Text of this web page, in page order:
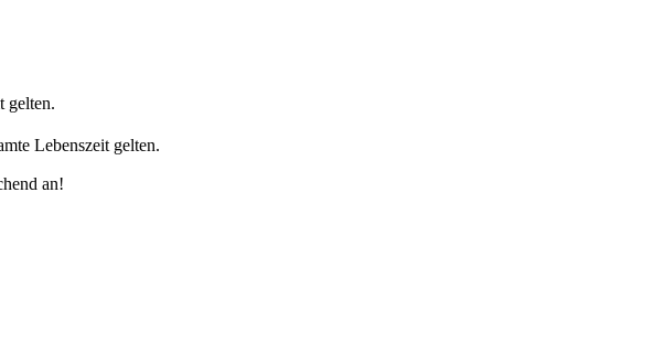
gelten.
Lebenszeit gelten.
an!